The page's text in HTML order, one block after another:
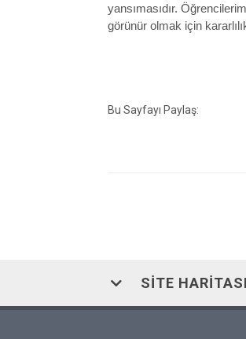
yansımasıdır.
görünür olmak için
Bu Sayfayı Paylaş:
SITE HARITASI